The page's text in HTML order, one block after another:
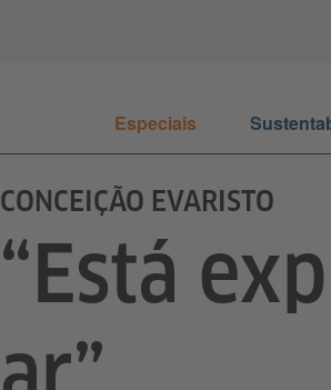
Especiais
CONCEIÇÃO EVARISTO
“Está